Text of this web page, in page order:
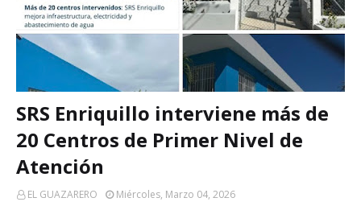
SRS Enriquillo interviene más de
20 Centros de Primer Nivel de
Atención
EL GUAZARERO Miércoles, Marzo 04, 2026